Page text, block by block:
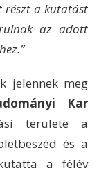
részt a kutatást
az adott
jelennek meg
Kar
területe a
és a
a félév